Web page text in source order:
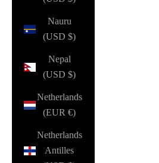
Nauru
(USD $)
Nepal
(USD $)
Netherlands
(EUR €)
Netherlands
Antilles